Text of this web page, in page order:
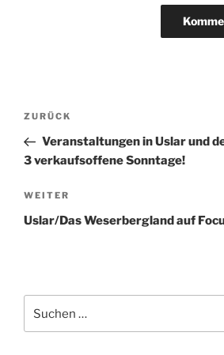
Beitragsnavigation
Vorheriger
Beitrag
ZURÜCK
Veranstaltungen in Uslar und
3 verkaufsoffene Sonntage!
Nächster
Beitrag
WEITER
Uslar/Das Weserbergland auf
nach: